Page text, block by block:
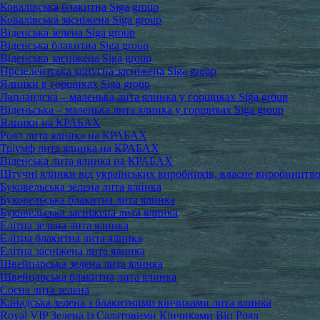
Ковалівська блакитна Siga group
Ковалівська засніжена Siga group
Віденська зелена Siga group
Віденська блакитна Siga group
Віденська засніжена Siga group
Презедентська конусна засніжена Siga group
Ялинки в горщиках Siga group
Лапландска – маленька лита ялинка у горщиках Siga group
Віденьська – маленька лита ялинка у горщиках Siga group
Ялинки на КРАБАХ
Роял лита ялинка на КРАБАХ
Тріумф лита ялинка на КРАБАХ
Віденська лита ялинка на КРАБАХ
Штучні ялинки від українських виробників, власне виробництво
Буковельська зелена лита ялинка
Буковельська блакитна лита ялинка
Буковельська засніжена лита ялинка
Елітна зелена лита ялинка
Елітна блакитна лита ялинка
Елітна засніжена лита ялинка
Швейцарська зелена лита ялинка
Швейцарська блакитна лита ялинка
Сосна лита зелена
Канадська зелена з блакитними кінчиками лита ялинка
Royal VIP Зелена із Салатовими Кінчиками Віп Роял